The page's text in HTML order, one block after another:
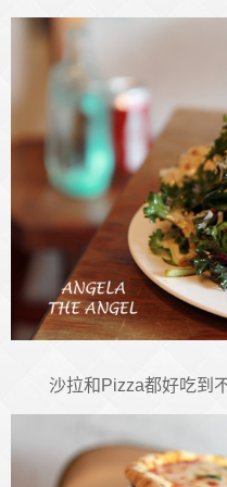
沙拉和Pizza都好吃到